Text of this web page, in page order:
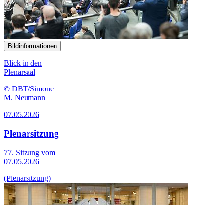
Bildinformationen
Blick in den
Plenarsaal
© DBT/Simone
M. Neumann
07.05.2026
Plenarsitzung
77. Sitzung vom
07.05.2026
(Plenarsitzung)